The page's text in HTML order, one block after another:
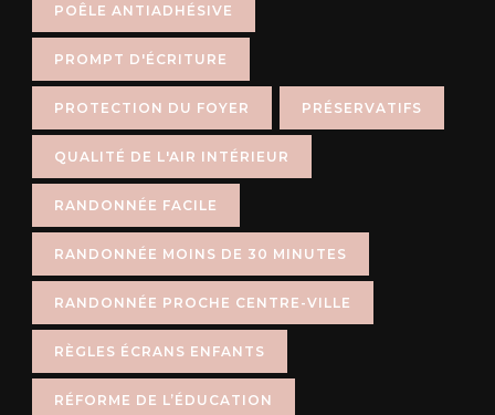
POÊLE ANTIADHÉSIVE
PROMPT D'ÉCRITURE
PROTECTION DU FOYER PRÉSERVATIFS
QUALITÉ DE L'AIR INTÉRIEUR
RANDONNÉE FACILE
RANDONNÉE MOINS DE 30 MINUTES
RANDONNÉE PROCHE CENTRE-VILLE
RÈGLES ÉCRANS ENFANTS
RÉFORME DE L’ÉDUCATION